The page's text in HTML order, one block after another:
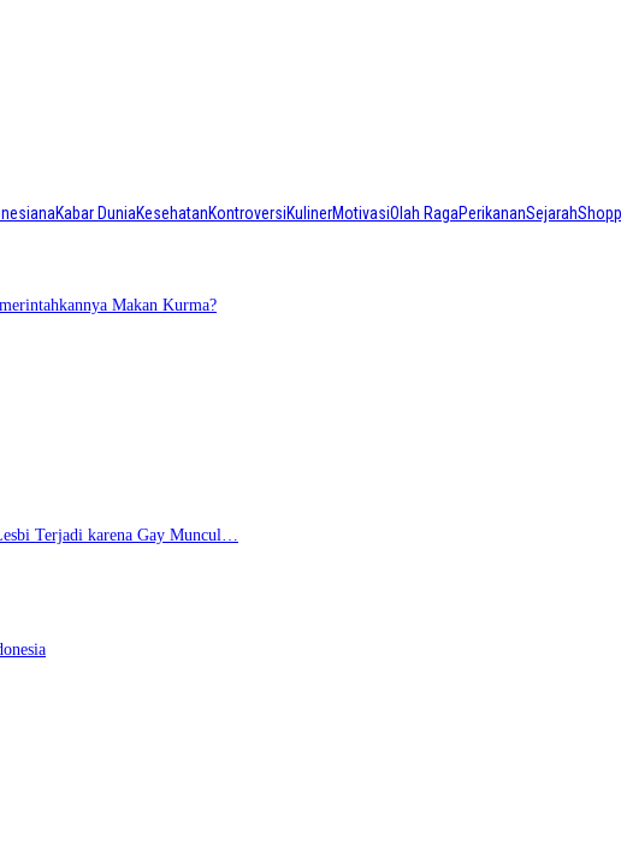
Kabar DuniaKesehatanKontroversiKulinerMotivasiOlah RagaPerikananSejarah
Makan Kurma?
Terjadi karena Gay Muncul…